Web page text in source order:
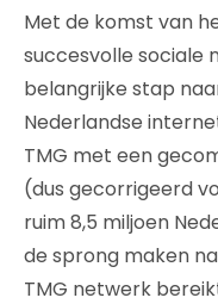
Met de komst van
succesvolle sociale
belangrijke stap
Nederlandse
TMG met een
(dus gecorrigeerd
ruim 8,5 miljoen
de sprong maken
TMG netwerk